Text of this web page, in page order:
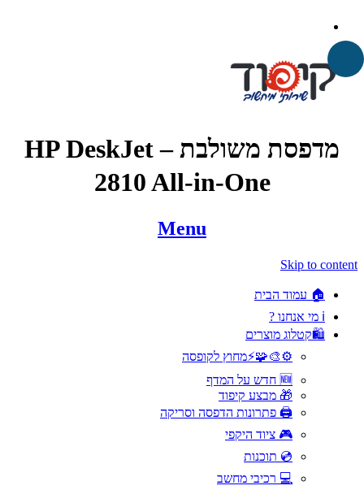
מדפסת משולבת – HP DeskJet
2810 All-in-One
Menu
Skip to content
🏠 עמוד הבית
ℹ️ מי אנחנו ?
🛍️קטלוג מוצרים
⚙️🎨🧩⚡️מחוץ לקופסה
🆕 חדש על המדף
🎁 מבצע קיפוד
🖨️ פתרונות הדפסה וסריקה
🎮 ציוד היקפי
💿 תוכנות
💻 רכיבי מחשב